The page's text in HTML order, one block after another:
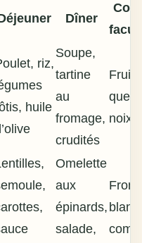
Dîner
riz,
huile
Soupe,
tartine
au
fromage,
crudités
Fruit
noix
Omelette
aux
épinards,
salade,